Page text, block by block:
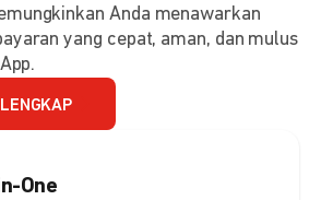
One
Anda menawarkan
yang cepat, aman, dan mulus